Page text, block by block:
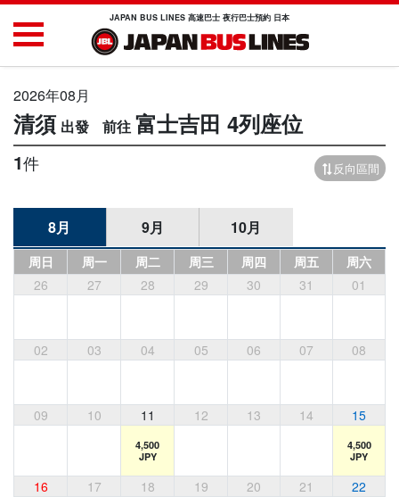
JAPAN BUS LINES 高速巴士 夜行巴士預約 日本
2026年08月
清須 富士吉田 4列座位
1件 反向區間
8月 9月 10月
周日 周一 周二 周三 周四 周五
周六
26
27 28 29 30 31 01
02 03 04 05 06 07 08
09 10 11 12 13 14 15
4,500
JPY
4,500
JPY
16 17 18 19 20 21 22